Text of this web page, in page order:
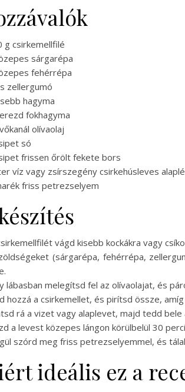
g csirkemellfilé
sárgarépa
fehérrépa
zellergumó
hagyma
fokhagyma
olívaolaj
só
frissen őrölt fekete bors
víz vagy zsírszegény csirkehúsleves alaplé
friss petrezselyem
vágd kisebb kockákra vagy
(sárgarépa, fehérrépa,
lábasban melegítsd fel az olívaolajat, és
hozzá a csirkemellet, és pirítsd össze,
rá a vizet vagy alaplevet, majd tedd
a levest közepes lángon körülbelül 30
szórd meg friss petrezselyemmel, és
ideális ez a